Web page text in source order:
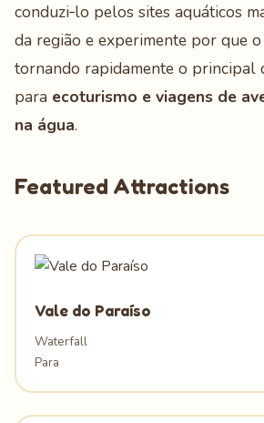
conduzi‑lo pelos sites aquáticos
da região e experimente por que
tornando rapidamente o principal
para ecoturismo e viagens de
na água.
Featured Attractions
Vale do Paraíso
Waterfall
Para